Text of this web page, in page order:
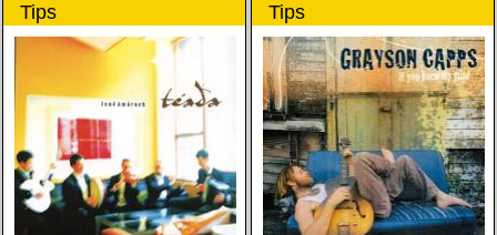
Tips Tips